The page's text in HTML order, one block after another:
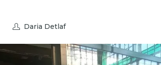
Daria Detlaf